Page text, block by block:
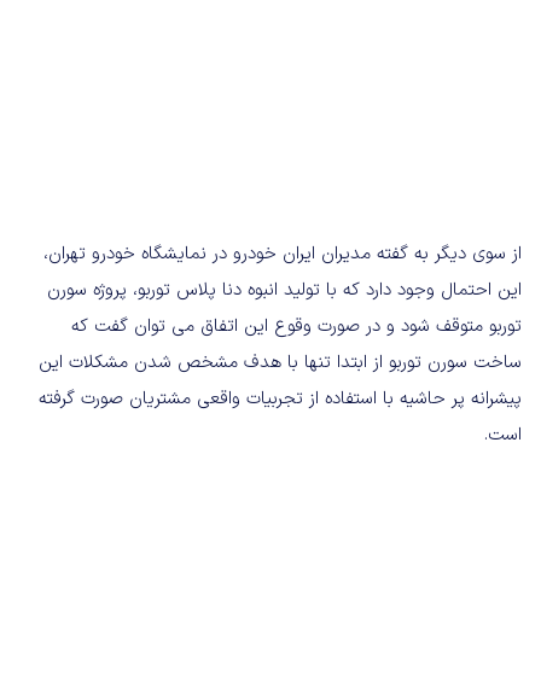
از سوی دیگر به گفته مدیران ایران خودرو در نمایشگاه خودرو تهران،
این احتمال وجود دارد که با تولید انبوه دنا پلاس توربو، پروژه سورن
توربو متوقف شود و در صورت وقوع این اتفاق می توان گفت که
ساخت سورن توربو از ابتدا تنها با هدف مشخص شدن مشکلات این
پیشرانه پر حاشیه با استفاده از تجربیات واقعی مشتریان صورت گرفته
است.